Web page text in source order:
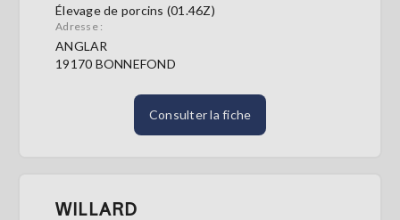
Élevage de porcins (01.46Z)
Adresse :
ANGLAR
19170 BONNEFOND
Consulter la fiche
WILLARD